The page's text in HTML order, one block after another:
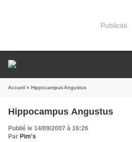
Publicité
Accueil » Hippocampus Angustus
Hippocampus Angustus
Publié le 14/09/2007 à 16:26
Par Pim's